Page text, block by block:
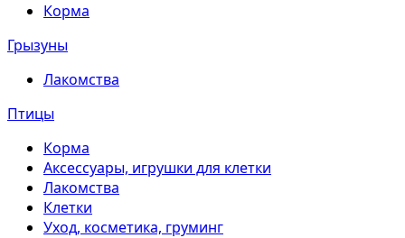
Корма
Грызуны
Лакомства
Птицы
Корма
Аксессуары, игрушки для клетки
Лакомства
Клетки
Уход, косметика, груминг